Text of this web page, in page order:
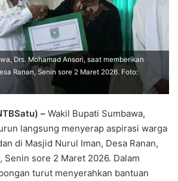
Drs. Mohamad Ansori, saat memberikan
Ranan, Senin sore 2 Maret 2026. Foto:
– Wakil Bupati Sumbawa,
langsung menyerap aspirasi warga
di Masjid Nurul Iman, Desa Ranan,
Senin sore 2 Maret 2026. Dalam
turut menyerahkan bantuan